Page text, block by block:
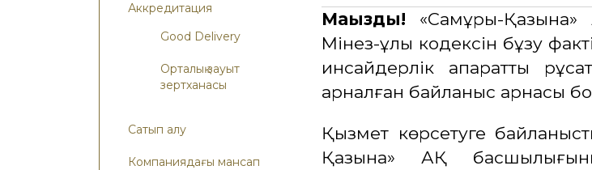
Аккредитация
Good Delivery
Орталық зауыт
зертханасы
Сатып алу
Компаниядағы мансап
Маңызды! «Самұрық-
Мінез-құлық кодексін бұзу
инсайдерлік ақпаратты
арналған байланыс арнасы
Қызмет көрсетуге
Қазына» АҚ